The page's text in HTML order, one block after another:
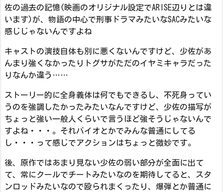
佐の過去の記憶(映画のオリジナル設定でARISE辺りとは違
います)が、物語の中心で刑事ドラマみたいなSACみたいな
感じじゃないんですよね
キャストの演技自体も別に悪くないんですけど、少佐があ
んまり強くなかったりトグサがただのイヤミキャラだった
りなんか違う……
ストーリー的に全身義体は何でもできるし、不死身ってい
うのを強調したかったみたいなんですけど、少佐の描写が
ちょっと強い一般人くらいで言うほど強そうじゃないんで
すよね・・・。それバイオとかでみんな普通にしてる
し・・・って感じでアクションはちょっと微妙です。
後、原作ではあまり見ない少佐の弱い部分が全面に出て
て、常にクールでチートみたいなのを期待してると、スタ
ンロッドみたいなので殴られまくったり、爆弾とか普通に